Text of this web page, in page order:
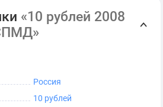
«10 рублей 2008
Россия
10 рублей